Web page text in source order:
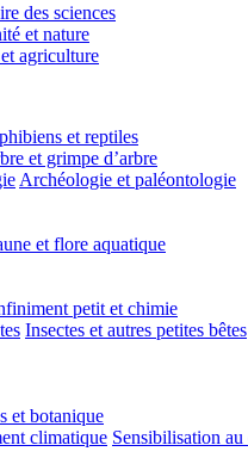
des sciences
et nature
agriculture
et reptiles
et grimpe d’arbre
Archéologie et paléontologie
et flore aquatique
petit et chimie
Insectes et autres petites bêtes
et botanique
climatique Sensibilisation